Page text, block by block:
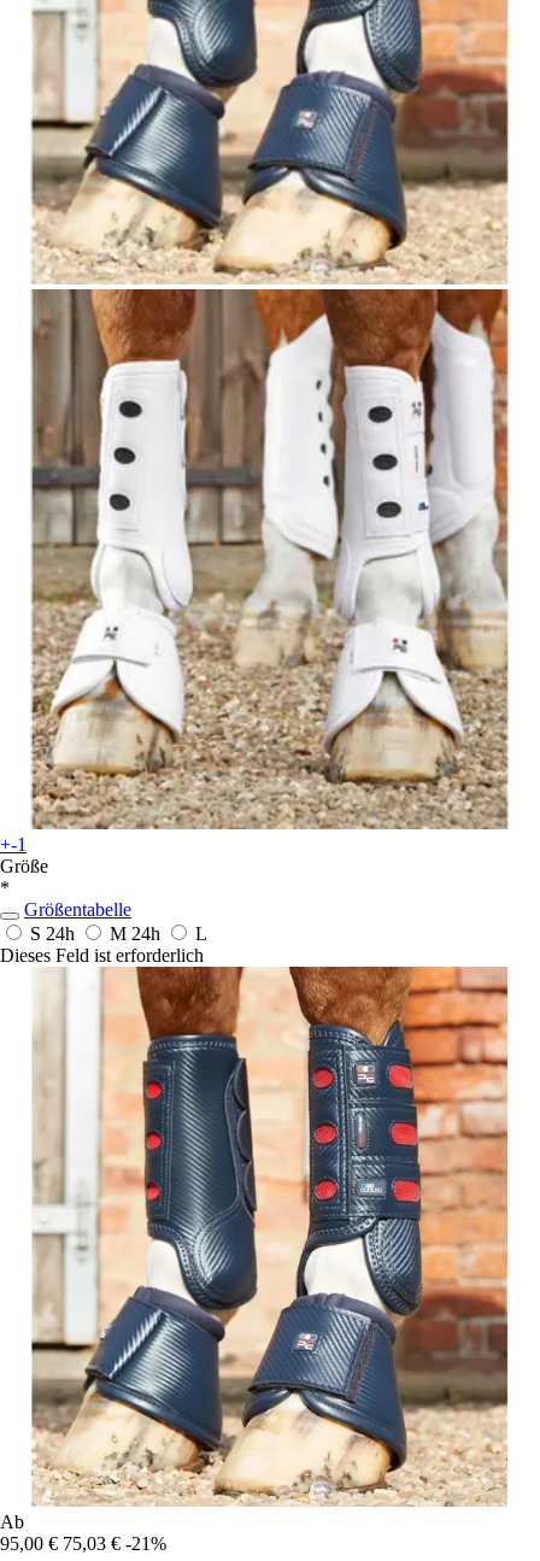
+-1
Größe
*
Größentabelle
S 24h M 24h
L
Dieses Feld ist erforderlich
Ab
95,00 € 75,03 € -21%